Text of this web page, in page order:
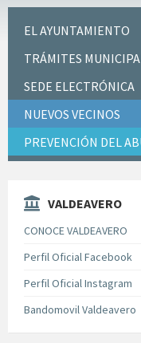
EL AYUNTAMIENTO
TRÁMITES
SEDE ELECTRÓNICA
NUEVOS VECINOS
PREVENCIÓN DEL
VALDEAVERO
CONOCE VALDEAVERO
Perfil Oficial Facebook
Perfil Oficial Instagram
Bandomovil Valdeavero